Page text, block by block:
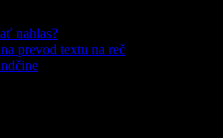
nahlas?
prevod textu na reč